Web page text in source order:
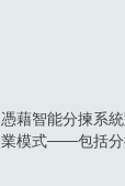
憑藉智能分揀系
業模式——包括分